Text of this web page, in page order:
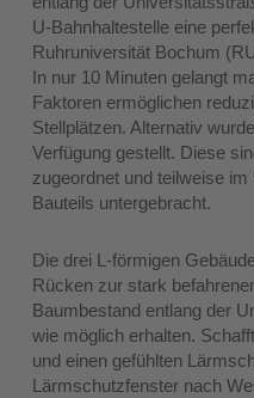
U‑Bahnhaltestelle eine
Ruhruniversität Bochum
In nur 10 Minuten gelangt
Faktoren ermöglichen
Stellplätzen. Alternativ
Verfügung gestellt. Diese
zugeordnet und teilweise
Bauteils untergebracht.
Die drei L-förmigen
Rücken zur stark
Baumbestand entlang der
wie möglich erhalten.
und einen gefühlten
Lärmschutzfenster nach